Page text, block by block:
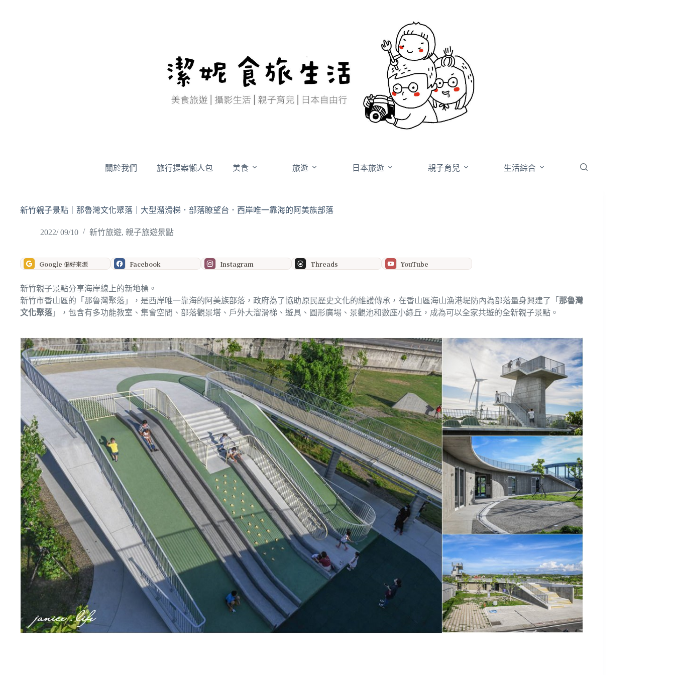
關於我們 旅行提案懶人包 美食 旅遊 日本旅遊 親子育兒 生活綜合
新竹親子景點｜那魯灣文化聚落｜大型溜滑梯．部落瞭望台．西岸唯一靠海的阿美族部落
2022/ 09/10 新竹旅遊, 親子旅遊景點
Google 偏好來源 Facebook Instagram Threads YouTube
新竹親子景點分享海岸線上的新地標。
新竹市香山區的「那魯灣聚落」，是西岸唯一靠海的阿美族部落，政府為了協助原民歷史文化的維護傳承，在香山區海山漁港堤防內為部落量身興建了「 那魯灣
文化聚落」，包含有多功能教室、集會空間、部落觀景塔、戶外大溜滑梯、遊具、圓形廣場、景觀池和數座小綠丘，成為可以全家共遊的全新親子景點。